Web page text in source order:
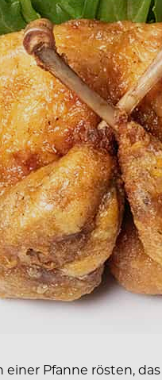
einer Pfanne rösten,